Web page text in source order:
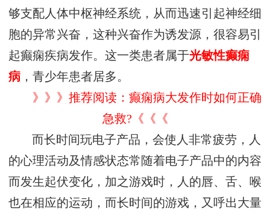
够支配人体中枢神经系统，从而迅速引起神经细
胞的异常兴奋，这种兴奋作为诱发源，很容易引
起癫痫疾病发作。这一类患者属于光敏性癫痫
病 ，青少年患者居多。
》》》推荐阅读：癫痫病大发作时如何正确
急救?《《《
而长时间玩电子产品，会使人非常疲劳，人
的心理活动及情感状态常随着电子产品中的内容
而发生起伏变化，加之游戏时，人的唇、舌、喉
也在相应的运动，而长时间的游戏，又呼出大量